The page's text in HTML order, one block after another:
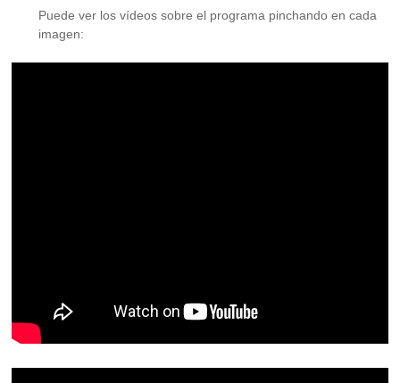
Puede ver los vídeos sobre el programa pinchando en cada
imagen: